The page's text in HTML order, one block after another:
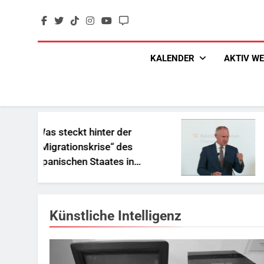
KALENDER AKTIV
Was steckt hinter der
„Migrationskrise“ des
spanischen Staates in
und
Künstliche Intelligenz